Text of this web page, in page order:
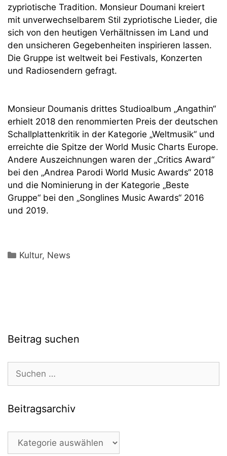
zypriotische Tradition. Monsieur Doumani kreiert
mit unverwechselbarem Stil zypriotische Lieder, die
sich von den heutigen Verhältnissen im Land und
den unsicheren Gegebenheiten inspirieren lassen.
Die Gruppe ist weltweit bei Festivals, Konzerten
und Radiosendern gefragt.
Monsieur Doumanis drittes Studioalbum „Angathin“
erhielt 2018 den renommierten Preis der deutschen
Schallplattenkritik in der Kategorie „Weltmusik“ und
erreichte die Spitze der World Music Charts Europe.
Andere Auszeichnungen waren der „Critics Award“
bei den „Andrea Parodi World Music Awards“ 2018
und die Nominierung in der Kategorie „Beste
Gruppe“ bei den „Songlines Music Awards“ 2016
und 2019.
Kategorien
Kultur, News
Beitrag suchen
nach:
Beitragsarchiv
Beitragsarchiv